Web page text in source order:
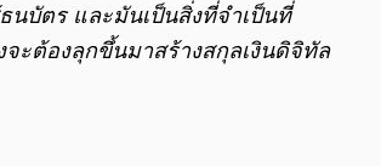
นบัตร และมันเป็นสิ่งที่จำเป็นที่
จะต้องลุกขึ้นมาสร้างสกุลเงินดิจิทัล